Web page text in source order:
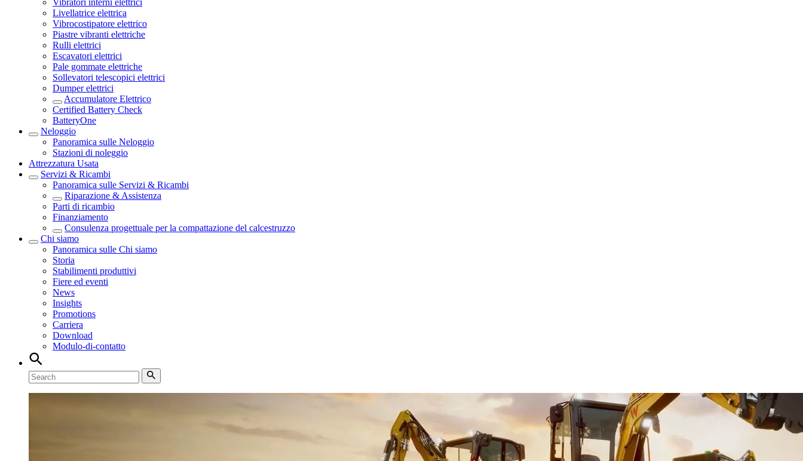
Vibratori interni elettrici
Livellatrice elettrica
Vibrocostipatore elettrico
Piastre vibranti elettriche
Rulli elettrici
Escavatori elettrici
Pale gommate elettriche
Sollevatori telescopici elettrici
Dumper elettrici
Accumulatore Elettrico
Certified Battery Check
BatteryOne
Neloggio
Panoramica sulle Neloggio
Stazioni di noleggio
Attrezzatura Usata
Servizi & Ricambi
Panoramica sulle Servizi & Ricambi
Riparazione & Assistenza
Parti di ricambio
Finanziamento
Consulenza progettuale per la compattazione del calcestruzzo
Chi siamo
Panoramica sulle Chi siamo
Storia
Stabilimenti produttivi
Fiere ed eventi
News
Insights
Promotions
Carriera
Download
Modulo-di-contatto